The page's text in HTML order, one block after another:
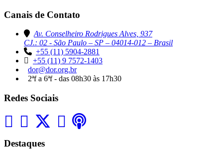
Canais de Contato
Av. Conselheiro Rodrigues Alves, 937
CJ.: 02 - São Paulo – SP – 04014-012 – Brasil
+55 (11) 5904-2881
+55 (11) 9 7572-1403
dor@dor.org.br
2ªf a 6ªf - das 08h30 às 17h30
Redes Sociais
Destaques